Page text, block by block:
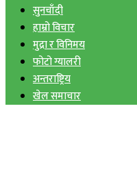
सुनचाँदी
हाम्रो विचार
मुद्रा र विनिमय
फोटो ग्यालरी
अन्तराष्ट्रिय
खेल समाचार